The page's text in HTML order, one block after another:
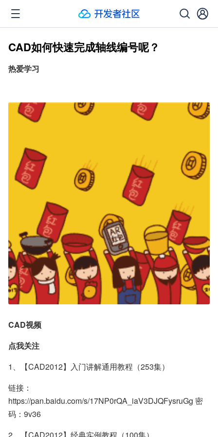
CAD如何快速完成轴线编号呢？
热爱学习
CAD视频
点我关注
1、【CAD2012】入门讲解通用教程（253集）
链接：
https://pan.baidu.com/s/17NP0rQA_iaV3DJQFysruGg 密
码：9v36